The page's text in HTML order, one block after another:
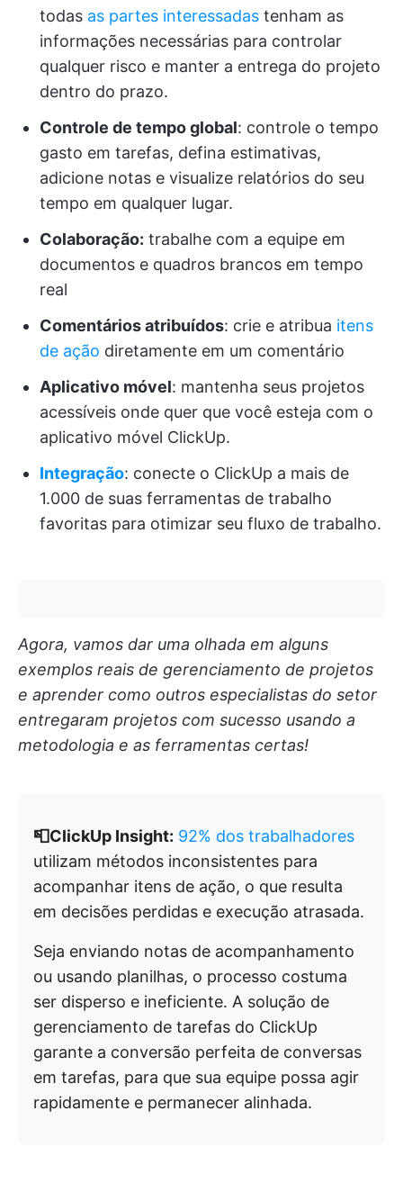
todas as partes interessadas tenham as
informações necessárias para controlar
qualquer risco e manter a entrega do projeto
dentro do prazo.
Controle de tempo global: controle o tempo
gasto em tarefas, defina estimativas,
adicione notas e visualize relatórios do seu
tempo em qualquer lugar.
Colaboração: trabalhe com a equipe em
documentos e quadros brancos em tempo
real
Comentários atribuídos: crie e atribua itens
de ação diretamente em um comentário
Aplicativo móvel: mantenha seus projetos
acessíveis onde quer que você esteja com o
aplicativo móvel ClickUp.
Integração: conecte o ClickUp a mais de
1.000 de suas ferramentas de trabalho
favoritas para otimizar seu fluxo de trabalho.
Agora, vamos dar uma olhada em alguns
exemplos reais de gerenciamento de projetos
e aprender como outros especialistas do setor
entregaram projetos com sucesso usando a
metodologia e as ferramentas certas!
📮ClickUp Insight: 92% dos trabalhadores
utilizam métodos inconsistentes para
acompanhar itens de ação, o que resulta
em decisões perdidas e execução atrasada.
Seja enviando notas de acompanhamento
ou usando planilhas, o processo costuma
ser disperso e ineficiente. A solução de
gerenciamento de tarefas do ClickUp
garante a conversão perfeita de conversas
em tarefas, para que sua equipe possa agir
rapidamente e permanecer alinhada.